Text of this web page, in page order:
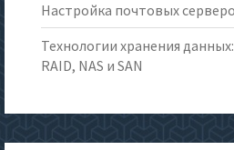
Настройка почтовых
Технологии хранения
RAID, NAS и SAN